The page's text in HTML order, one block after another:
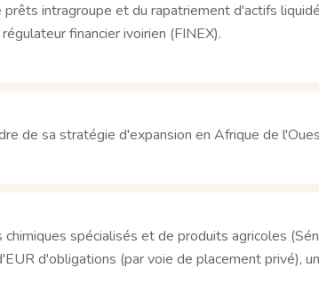
prêts intragroupe et du rapatriement d'actifs
financier ivoirien (FINEX).
de sa stratégie d'expansion en Afrique de
spécialisés et de produits agricoles
d'obligations (par voie de placement privé),